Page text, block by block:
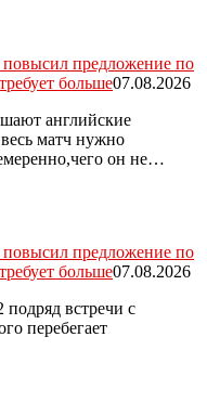
повысил предложение по
больше07.08.2026
английские
матч нужно
он не…
повысил предложение по
больше07.08.2026
подряд встречи с
перебегает